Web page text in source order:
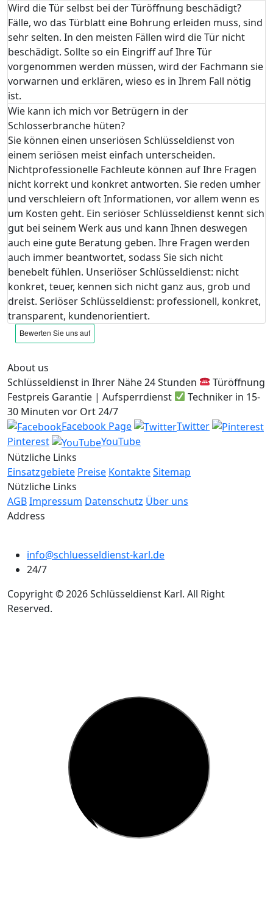
Wird die Tür selbst bei der Türöffnung beschädigt?
Fälle, wo das Türblatt eine Bohrung erleiden muss, sind
sehr selten. In den meisten Fällen wird die Tür nicht
beschädigt. Sollte so ein Eingriff auf Ihre Tür
vorgenommen werden müssen, wird der Fachmann sie
vorwarnen und erklären, wieso es in Ihrem Fall nötig
ist.
Wie kann ich mich vor Betrügern in der
Schlosserbranche hüten?
Sie können einen unseriösen Schlüsseldienst von
einem seriösen meist einfach unterscheiden.
Nichtprofessionelle Fachleute können auf Ihre Fragen
nicht korrekt und konkret antworten. Sie reden umher
und verschleiern oft Informationen, vor allem wenn es
um Kosten geht. Ein seriöser Schlüsseldienst kennt sich
gut bei seinem Werk aus und kann Ihnen deswegen
auch eine gute Beratung geben. Ihre Fragen werden
auch immer beantwortet, sodass Sie sich nicht
benebelt fühlen. Unseriöser Schlüsseldienst: nicht
konkret, teuer, kennen sich nicht ganz aus, grob und
dreist. Seriöser Schlüsseldienst: professionell, konkret,
transparent, kundenorientiert.
About us
Schlüsseldienst in Ihrer Nähe 24 Stunden
Türöffnung
Festpreis Garantie | Aufsperrdienst
Techniker in 15-
30 Minuten vor Ort 24/7
Facebook Page
Twitter
Pinterest
YouTube
Nützliche Links
Einsatzgebiete Preise KontakteSitemap
Nützliche Links
AGBImpressum Datenschutz Über uns
Address
info@schluesseldienst-karl.de
24/7
Copyright © 2026 Schlüsseldienst Karl. All Right
Reserved.